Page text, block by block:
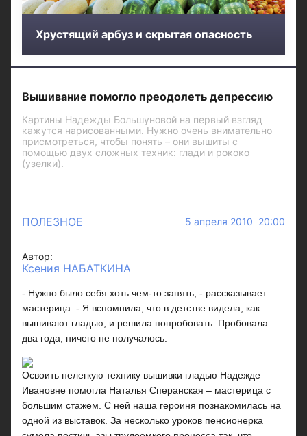
Хрустящий арбуз и скрытая опасность
Вышивание помогло преодолеть депрессию
Картины Надежды Большуновой на первый взгляд
кажутся нарисованными. Нужно очень внимательно
присмотреться, чтобы понять – они вышиты с
помощью двух сложных техник: глади и рококо
(узелки).
ПОЛЕЗНОЕ 5 апреля 2010 20:00
Автор:
Ксения НАБАТКИНА
- Нужно было себя хоть чем-то занять, - рассказывает
мастерица. - Я вспомнила, что в детстве видела, как
вышивают гладью, и решила попробовать. Пробовала
два года, ничего не получалось.
Освоить нелегкую технику вышивки гладью Надежде
Ивановне помогла Наталья Сперанская – мастерица с
большим стажем. С ней наша героиня познакомилась на
одной из выставок. За несколько уроков пенсионерка